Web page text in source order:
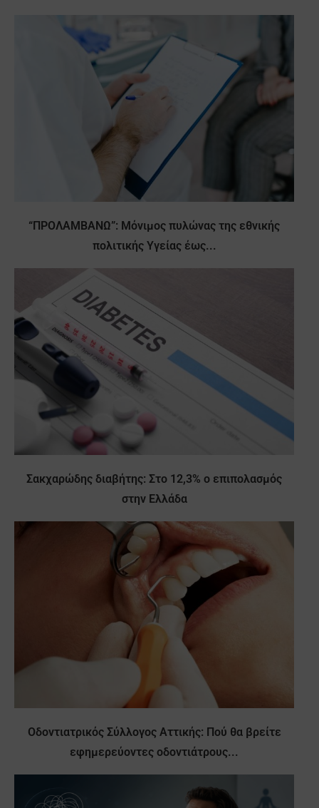
“ΠΡΟΛΑΜΒΑΝΩ”: Μόνιμος πυλώνας της εθνικής
πολιτικής Υγείας έως...
Σακχαρώδης διαβήτης: Στο 12,3% ο επιπολασμός
στην Ελλάδα
Οδοντιατρικός Σύλλογος Αττικής: Πού θα βρείτε
εφημερεύοντες οδοντιάτρους...